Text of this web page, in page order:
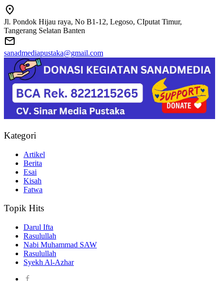
Jl. Pondok Hijau raya, No B1-12, Legoso, CIputat Timur,
Tangerang Selatan Banten
sanadmediapustaka@gmail.com
Kategori
Artikel
Berita
Esai
Kisah
Fatwa
Topik Hits
Darul Ifta
Rasulullah
Nabi Muhammad SAW
Rasulullah
Syekh Al-Azhar